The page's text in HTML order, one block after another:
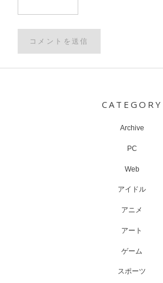
CATEGORY
Archive
PC
Web
アイドル
アニメ
アート
ゲーム
スポーツ